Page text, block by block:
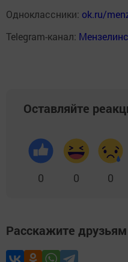
Одноклассники: ok.ru/
Telegram-канал:
Оставляйте
0 0 0
Расскажите друзьям